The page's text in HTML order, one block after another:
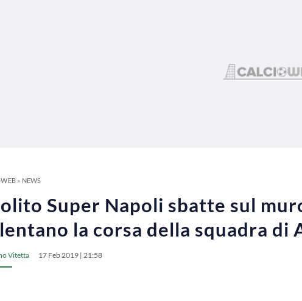
» NEWS
Super Napoli sbatte sul
la corsa della squadra di
Vitetta 17 Feb 2019 | 21:58